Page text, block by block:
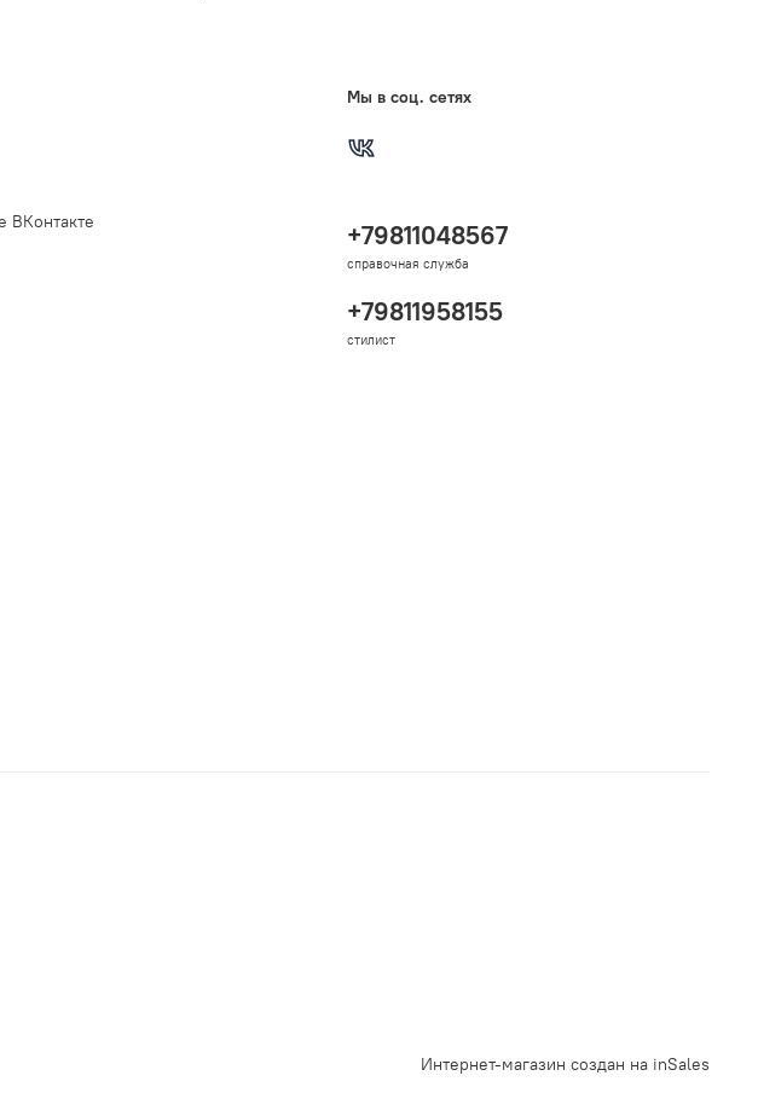
ВКонтакте
Мы в соц. сетях
+79811048567
справочная служба
+79811958155
стилист
Интернет-магазин создан на inSales